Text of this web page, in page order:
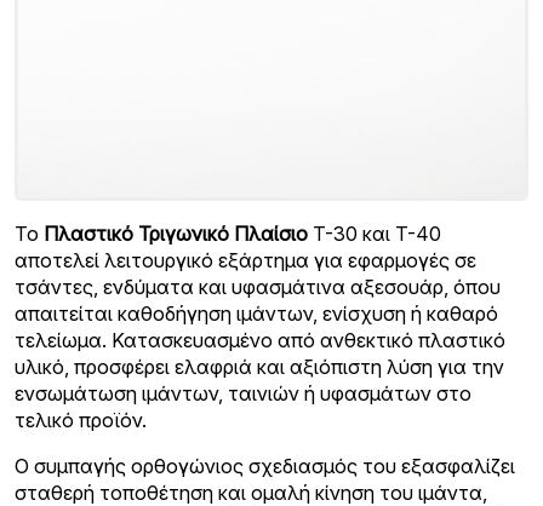
Το Πλαστικό Τριγωνικό Πλαίσιο T-30 και Τ-40
αποτελεί λειτουργικό εξάρτημα για εφαρμογές σε
τσάντες, ενδύματα και υφασμάτινα αξεσουάρ, όπου
απαιτείται καθοδήγηση ιμάντων, ενίσχυση ή καθαρό
τελείωμα. Κατασκευασμένο από ανθεκτικό πλαστικό
υλικό, προσφέρει ελαφριά και αξιόπιστη λύση για την
ενσωμάτωση ιμάντων, ταινιών ή υφασμάτων στο
τελικό προϊόν.
Ο συμπαγής ορθογώνιος σχεδιασμός του εξασφαλίζει
σταθερή τοποθέτηση και ομαλή κίνηση του ιμάντα,